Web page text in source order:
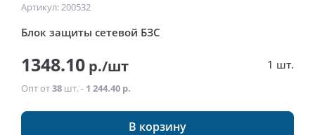
Артикул: 200532
Блок защиты сетевой БЗС
1348.10 р./шт 1 шт.
Опт от38 шт. - 1 244.40 р.
В корзину